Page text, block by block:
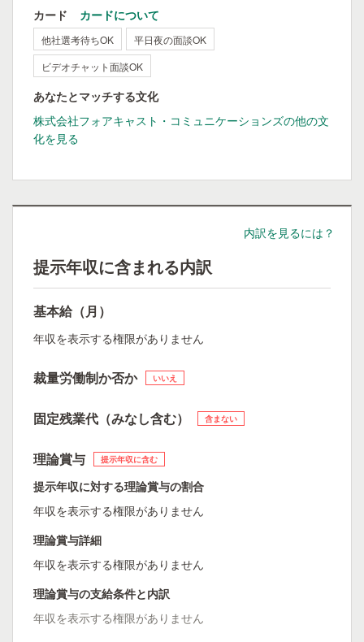
カード カードについて
他社選考待ちOK
平日夜の面談OK
ビデオチャット面談OK
あなたとマッチする文化
株式会社フォアキャスト・コミュニケーションズの他の文
化を見る
内訳を見るには？
提示年収に含まれる内訳
基本給（月）
年収を表示する権限がありません
裁量労働制か否か いいえ
固定残業代（みなし含む） 含まない
理論賞与 提示年収に含む
提示年収に対する理論賞与の割合
年収を表示する権限がありません
理論賞与詳細
年収を表示する権限がありません
理論賞与の支給条件と内訳
年収を表示する権限がありません